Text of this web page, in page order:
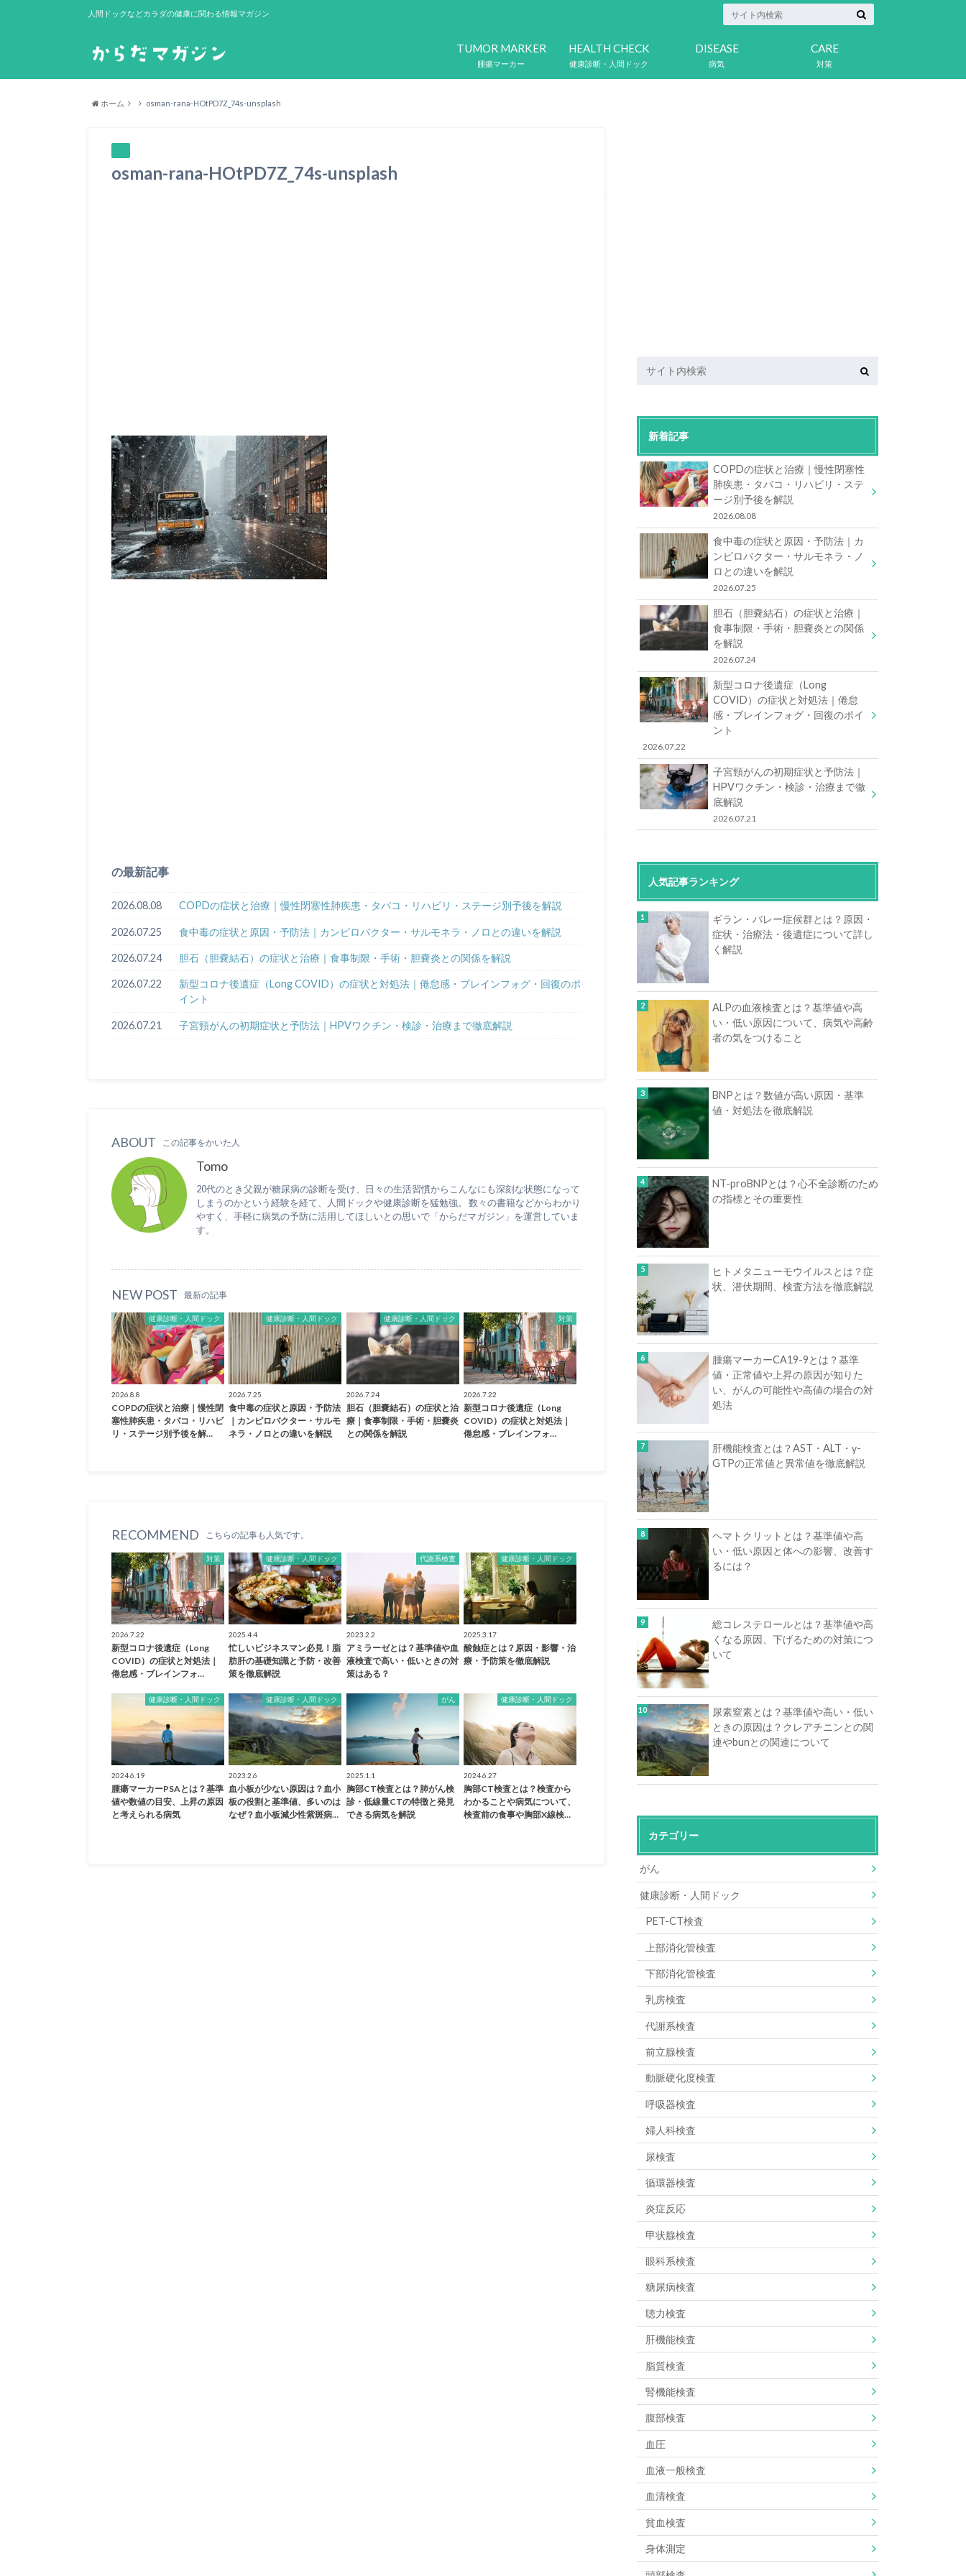
人間ドックなどカラダの健康に関わる情報マガジン
腫瘍マーカー
TUMOR MARKER
健康診断・人間ドック
HEALTH CHECK
病気
DISEASE
対策
CARE
ホーム osman-rana-HOtPD7Z_74s-unsplash
osman-rana-HOtPD7Z_74s-unsplash
の最新記事
2026.08.08 COPDの症状と治療｜慢性閉塞性肺疾患・タバコ・リハビリ・ステージ別予後を解説
2026.07.25 食中毒の症状と原因・予防法｜カンピロバクター・サルモネラ・ノロとの違いを解説
2026.07.24 胆石（胆嚢結石）の症状と治療｜食事制限・手術・胆嚢炎との関係を解説
2026.07.22
新型コロナ後遺症（Long COVID）の症状と対処法｜倦怠感・ブレインフォグ・回復のポ
イント
2026.07.21 子宮頸がんの初期症状と予防法｜HPVワクチン・検診・治療まで徹底解説
ABOUT この記事をかいた人
Tomo
20代のとき父親が糖尿病の診断を受け、日々の生活習慣からこんなにも深刻な状態になって
しまうのかという経験を経て、人間ドックや健康診断を猛勉強。 数々の書籍などからわかり
やすく、手軽に病気の予防に活用してほしいとの思いで「からだマガジン」を運営していま
す。
NEW POST 最新の記事
健康診断・人間ドック
2026.8.8
COPDの症状と治療｜慢性閉
塞性肺疾患・タバコ・リハビ
リ・ステージ別予後を解…
健康診断・人間ドック
2026.7.25
食中毒の症状と原因・予防法
｜カンピロバクター・サルモ
ネラ・ノロとの違いを解説
健康診断・人間ドック
2026.7.24
胆石（胆嚢結石）の症状と治
療｜食事制限・手術・胆嚢炎
との関係を解説
対策
2026.7.22
新型コロナ後遺症（Long
COVID）の症状と対処法｜
倦怠感・ブレインフォ…
RECOMMEND こちらの記事も人気です。
対策
2026.7.22
新型コロナ後遺症（Long
COVID）の症状と対処法｜
倦怠感・ブレインフォ…
健康診断・人間ドック
2025.4.4
忙しいビジネスマン必見！脂
肪肝の基礎知識と予防・改善
策を徹底解説
代謝系検査
2023.2.2
アミラーゼとは？基準値や血
液検査で高い・低いときの対
策はある？
健康診断・人間ドック
2025.3.17
酸蝕症とは？原因・影響・治
療・予防策を徹底解説
健康診断・人間ドック
2024.6.19
腫瘍マーカーPSAとは？基準
値や数値の目安、上昇の原因
と考えられる病気
健康診断・人間ドック
2023.2.6
血小板が少ない原因は？血小
板の役割と基準値、多いのは
なぜ？血小板減少性紫斑病…
がん
2025.1.1
胸部CT検査とは？肺がん検
診・低線量CTの特徴と発見
できる病気を解説
健康診断・人間ドック
2024.6.27
胸部CT検査とは？検査から
わかることや病気について、
検査前の食事や胸部X線検…
新着記事
COPDの症状と治療｜慢性閉塞性
肺疾患・タバコ・リハビリ・ステ
ージ別予後を解説
2026.08.08
食中毒の症状と原因・予防法｜カ
ンピロバクター・サルモネラ・ノ
ロとの違いを解説
2026.07.25
胆石（胆嚢結石）の症状と治療｜
食事制限・手術・胆嚢炎との関係
を解説
2026.07.24
新型コロナ後遺症（Long
COVID）の症状と対処法｜倦怠
感・ブレインフォグ・回復のポイ
ント
2026.07.22
子宮頸がんの初期症状と予防法｜
HPVワクチン・検診・治療まで徹
底解説
2026.07.21
人気記事ランキング
ギラン・バレー症候群とは？原因・
症状・治療法・後遺症について詳し
く解説
ALPの血液検査とは？基準値や高
い・低い原因について、病気や高齢
者の気をつけること
BNPとは？数値が高い原因・基準
値・対処法を徹底解説
NT-proBNPとは？心不全診断のため
の指標とその重要性
ヒトメタニューモウイルスとは？症
状、潜伏期間、検査方法を徹底解説
腫瘍マーカーCA19-9とは？基準
値・正常値や上昇の原因が知りた
い、がんの可能性や高値の場合の対
処法
肝機能検査とは？AST・ALT・γ-
GTPの正常値と異常値を徹底解説
ヘマトクリットとは？基準値や高
い・低い原因と体への影響、改善す
るには？
総コレステロールとは？基準値や高
くなる原因、下げるための対策につ
いて
尿素窒素とは？基準値や高い・低い
ときの原因は？クレアチニンとの関
連やbunとの関連について
カテゴリー
がん
健康診断・人間ドック
PET-CT検査
上部消化管検査
下部消化管検査
乳房検査
代謝系検査
前立腺検査
動脈硬化度検査
呼吸器検査
婦人科検査
尿検査
循環器検査
炎症反応
甲状腺検査
眼科系検査
糖尿病検査
聴力検査
肝機能検査
脂質検査
腎機能検査
腹部検査
血圧
血液一般検査
血清検査
貧血検査
身体測定